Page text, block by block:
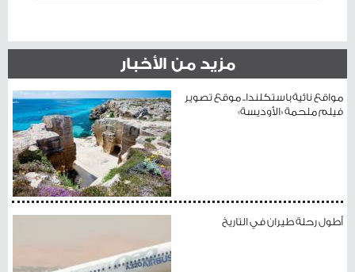
مزيد من الأخبار
مواقع نائية باستكلندا.. موقع تصوير
فيلم ملحمة «الأوديسة»
أطول رحلة طيران في التاريخ